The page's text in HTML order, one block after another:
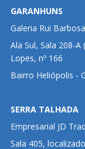
GARANHUNS
Galeria Rui Barbosa
Ala Sul, Sala 208-
Lopes, nº 166
Bairro Heliópolis -
SERRA TALHADA
Empresarial JD
Sala 405,